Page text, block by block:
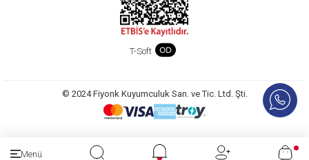
Menü
T-Soft
© 2024 Fiyonk Kuyumculuk San. ve Tic. Ltd. Şti.